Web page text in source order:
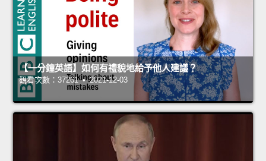
【一分鐘英語】如何有禮貌地給予他人建議？
觀看次數：37261 • 2021-12-03